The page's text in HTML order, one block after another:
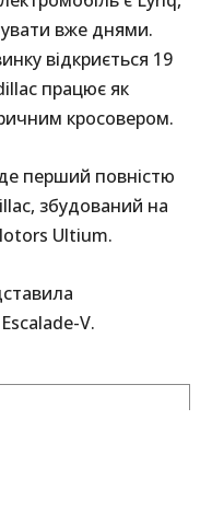
вже днями.
відкриється 19
працює як
кросовером.
перший повністю
збудований на
Ultium.
V.